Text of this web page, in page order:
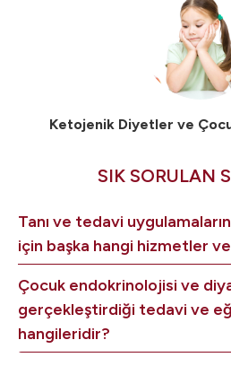
Ketojenik Diyetler ve
SIK SORULAN
Tanı ve tedavi
için başka hangi hizmetler
Çocuk endokrinolojisi ve
gerçekleştirdiği tedavi ve
hangileridir?